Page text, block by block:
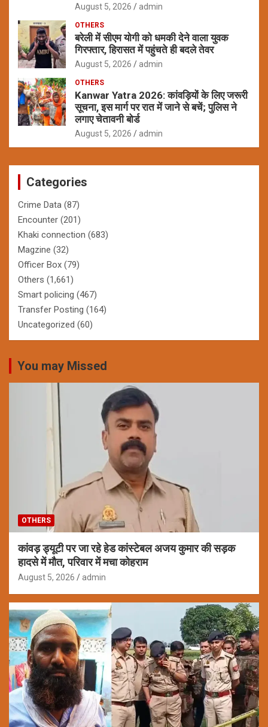
August 5, 2026 admin
OTHERS
बरेली में सीएम योगी को धमकी देने वाला युवक
गिरफ्तार, हिरासत में पहुंचते ही बदले तेवर
August 5, 2026 admin
OTHERS
Kanwar Yatra 2026: कांवड़ियों के लिए जरूरी
सूचना, इस मार्ग पर रात में जाने से बचें; पुलिस ने
लगाए चेतावनी बोर्ड
August 5, 2026 admin
Categories
Crime Data (87)
Encounter (201)
Khaki connection (683)
Magzine (32)
Officer Box (79)
Others (1,661)
Smart policing (467)
Transfer Posting (164)
Uncategorized (60)
You may Missed
OTHERS
कांवड़ ड्यूटी पर जा रहे हेड कांस्टेबल अजय कुमार की सड़क
हादसे में मौत, परिवार में मचा कोहराम
August 5, 2026 admin